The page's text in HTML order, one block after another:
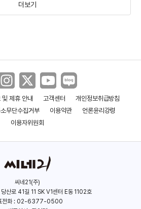
비 두 번째 계절
더보기
및 제휴 안내 고객센터
개인정보취급방침
무단수집거부 이용약관
언론윤리강령
이용자위원회
씨네21(주)
당산로 41길 11 SK V1센터 E동 1102호
전화 : 02-6377-0500